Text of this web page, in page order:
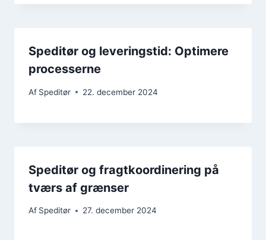
Speditør og leveringstid: Optimere
processerne
Af Speditør 22. december 2024
Speditør og fragtkoordinering på
tværs af grænser
Af Speditør 27. december 2024